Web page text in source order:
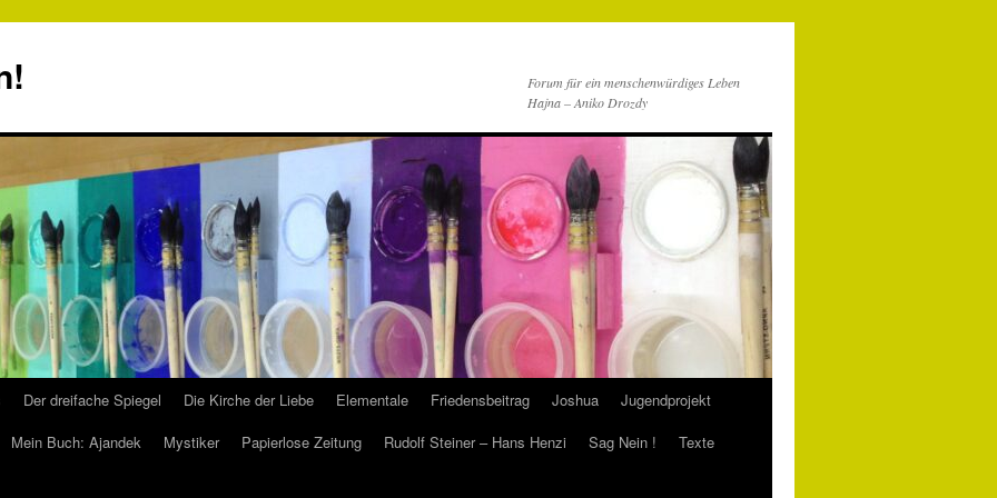
Forum für ein menschenwürdiges Leben
Hajna – Aniko Drozdy
Der dreifache Spiegel Die Kirche der Liebe Elementale Friedensbeitrag Joshua
Jugendprojekt
Mein Buch: Ajandek Mystiker Papierlose Zeitung Rudolf Steiner – Hans Henzi Sag Nein !
Texte